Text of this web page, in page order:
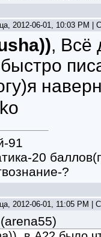
2012-06-01, 10:03 PM |
, Всё
91
20
?
2012-06-01, 11:05 PM |
(arena55)